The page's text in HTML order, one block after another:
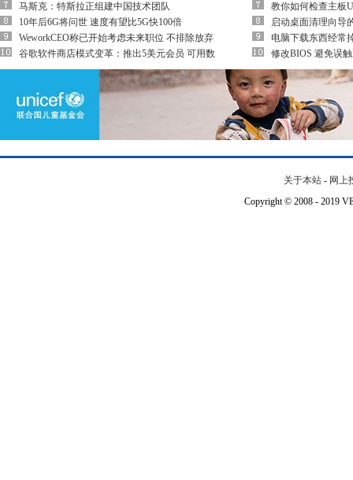
马斯克：特斯拉正组建中国技术团队
10年后6G将问世 速度有望比5G快100倍
WeworkCEO称已开始考虑未来职位 不排除放弃
谷歌软件商店模式变革：推出5美元会员 可用数
教你如何检查主板
启动桌面清理向导
电脑下载东西经常
修改BIOS 避免误
关于本站 - 网上
Copyright © 2008 - 2019